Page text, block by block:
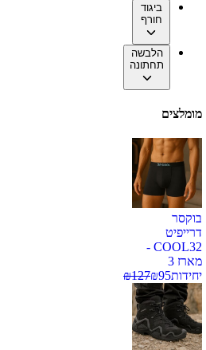
ביגוד
חורף
הלבשה
תחתונה
מומלצים
בוקסר
דרייפיט
COOL32 -
מארז 3
יחידות
₪95
₪127